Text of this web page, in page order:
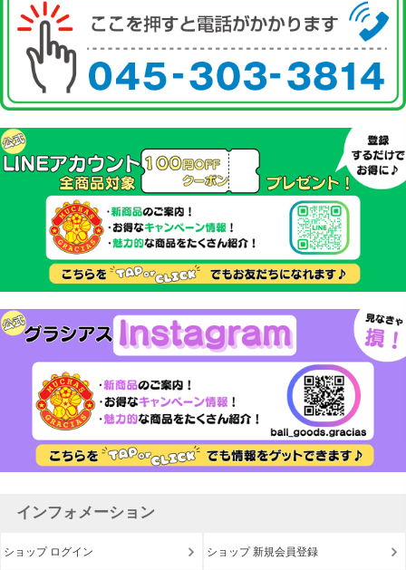
インフォメーション
ショップ ログイン ショップ 新規会員登録